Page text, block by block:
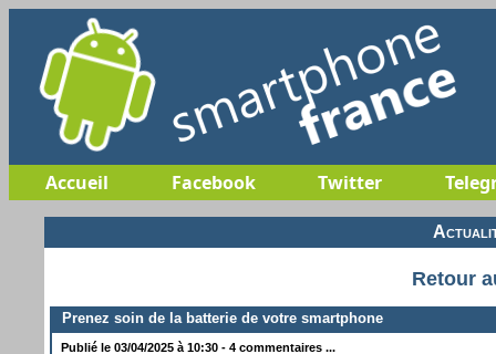
Accueil Facebook Twitter
Retour
Prenez soin de la batterie de votre smartphone
Publié le 03/04/2025 à 10:30 - 4 commentaires ...